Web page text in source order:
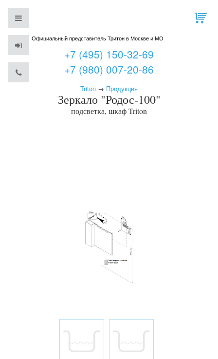
Официальный представитель Тритон в Москве и МО
+7 (495) 150-32-69
+7 (980) 007-20-86
Triton → Продукция
Зеркало "Родос-100"
подсветка, шкафTriton